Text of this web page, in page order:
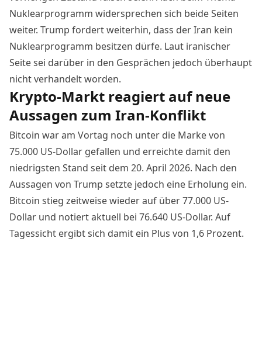
Nuklearprogramm widersprechen sich beide Seiten
weiter. Trump fordert weiterhin, dass der Iran kein
Nuklearprogramm besitzen dürfe. Laut iranischer
Seite sei darüber in den Gesprächen jedoch überhaupt
nicht verhandelt worden.
Krypto-Markt reagiert auf neue
Aussagen zum Iran-Konflikt
Bitcoin war am Vortag noch unter die Marke von
75.000 US-Dollar gefallen und erreichte damit den
niedrigsten Stand seit dem 20. April 2026. Nach den
Aussagen von Trump setzte jedoch eine Erholung ein.
Bitcoin stieg zeitweise wieder auf über 77.000 US-
Dollar und notiert aktuell bei 76.640 US-Dollar. Auf
Tagessicht ergibt sich damit ein Plus von 1,6 Prozent.